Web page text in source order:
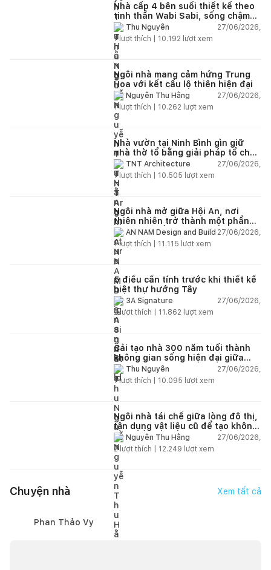
Nhà cấp 4 bên suối thiết kế theo
tinh thần Wabi Sabi, sống chậm
giữa thiên nhiên
Thu Nguyễn
27/06/2026,
1lượt thích | 10.192 lượt xem
Ngôi nhà mang cảm hứng Trung
Hoa với kết cấu lộ thiên hiện đại
Nguyễn Thu Hằng
27/06/2026,
1lượt thích | 10.262 lượt xem
Nhà vườn tại Ninh Bình gìn giữ
nhà thờ tổ bằng giải pháp tổ chức
lại không gian
TNT Architecture
27/06/2026,
1lượt thích | 10.505 lượt xem
Ngôi nhà mở giữa Hội An, nơi
thiên nhiên trở thành một phần
của cuộc sống
AN NAM Design and Build 27/06/2026,
1lượt thích | 11.115 lượt xem
5 điều cần tính trước khi thiết kế
biệt thự hướng Tây
3A Signature
27/06/2026,
2lượt thích | 11.862 lượt xem
Cải tạo nhà 300 năm tuổi thành
không gian sống hiện đại giữa
thiên nhiên
Thu Nguyễn
27/06/2026,
1lượt thích | 10.095 lượt xem
Ngôi nhà tái chế giữa lòng đô thị,
tận dụng vật liệu cũ để tạo không
gian sống linh hoạt
Nguyễn Thu Hằng
27/06/2026,
2lượt thích | 12.249 lượt xem
Chuyện nhà Xem tất cả
Phan Thảo Vy